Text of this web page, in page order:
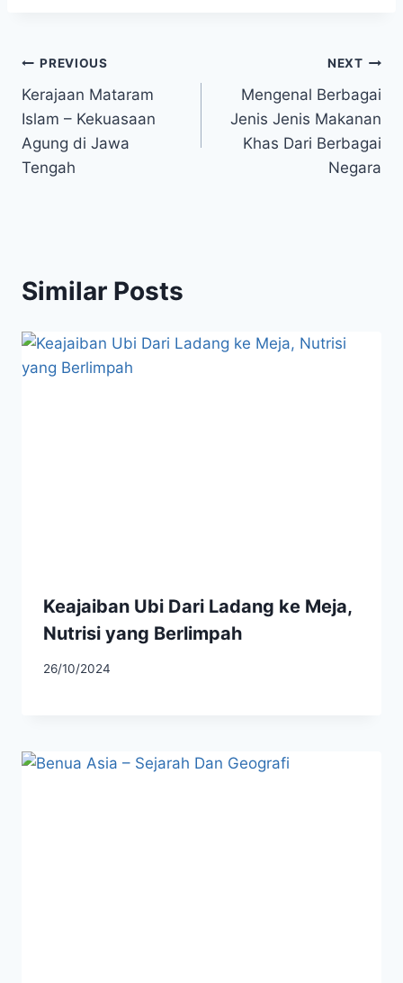
Navigasi
pos
PREVIOUS
Kerajaan Mataram
Islam – Kekuasaan
Agung di Jawa
Tengah
NEXT
Mengenal Berbagai
Jenis Jenis Makanan
Khas Dari Berbagai
Negara
Similar Posts
Keajaiban Ubi Dari Ladang ke Meja,
Nutrisi yang Berlimpah
26/10/2024